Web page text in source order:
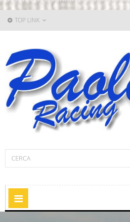
TOP LINK
Navigazione
Toggle